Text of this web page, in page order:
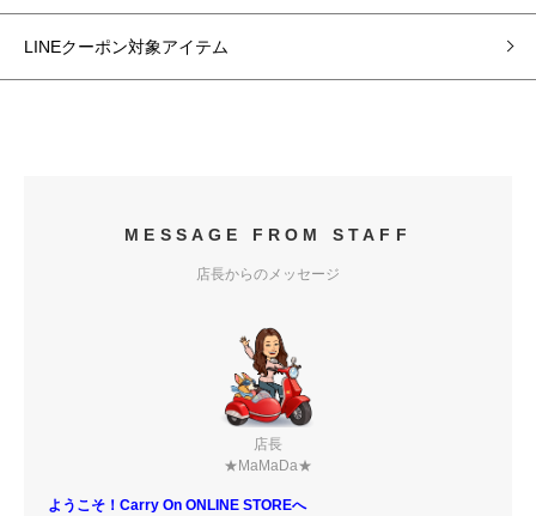
LINEクーポン対象アイテム
MESSAGE FROM STAFF
店長からのメッセージ
店長
★MaMaDa★
ようこそ！Carry On ONLINE STOREへ